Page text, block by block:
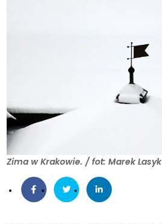
Zima w Krakowie. / fot: Marek Lasyk